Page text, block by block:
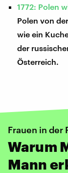
1772: Polen
Polen von
wie ein
der
Österreich.
Frauen in der
Warum
Mann